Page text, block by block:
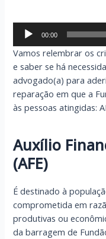
Tocador
áudio
00:00
Vamos relembrar os
e saber se há
advogado(a) para
reparação em que a
às pessoas atingidas:
Auxílio
(AFE)
É destinado à
comprometida em
produtivas ou
da barragem de